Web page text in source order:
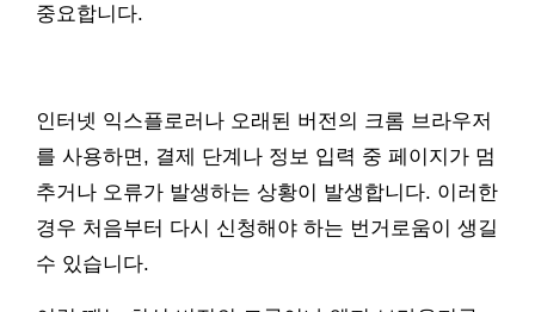
중요합니다.
인터넷 익스플로러나 오래된 버전의 크롬 브라우저
를 사용하면, 결제 단계나 정보 입력 중 페이지가 멈
추거나 오류가 발생하는 상황이 발생합니다. 이러한
경우 처음부터 다시 신청해야 하는 번거로움이 생길
수 있습니다.